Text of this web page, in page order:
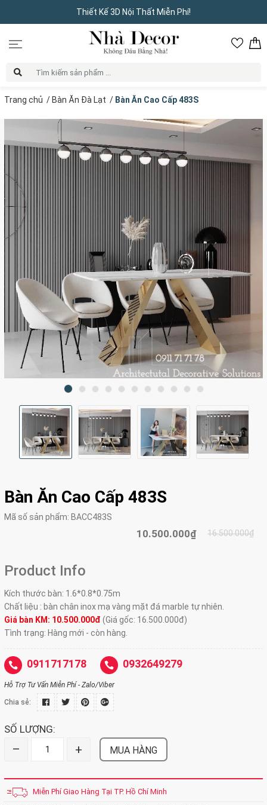
Thiết Kế 3D Nội Thất Miễn Phí!
Trang chủ / Bàn Ăn Đà Lạt / Bàn Ăn Cao Cấp 483S
Bàn Ăn Cao Cấp 483S
Mã số sản phẩm: BACC483S
10.500.000₫ 16.500.000₫
Product Info
Kích thước bàn: 1.6*0.8*0.75m
Chất liệu : bàn chân inox mạ vàng mặt đá marble tự nhiên.
Giá bàn KM: 10.500.000đ (Giá gốc: 16.500.000đ)
Tình trạng: Hàng mới - còn hàng.
0911717178 0932649279
Hỗ Trợ Tư Vấn Miễn Phí - Zalo/Viber
Chia sẻ:
SỐ LƯỢNG:
– + MUA HÀNG
Miễn Phí Giao Hàng Tại TP. Hồ Chí Minh